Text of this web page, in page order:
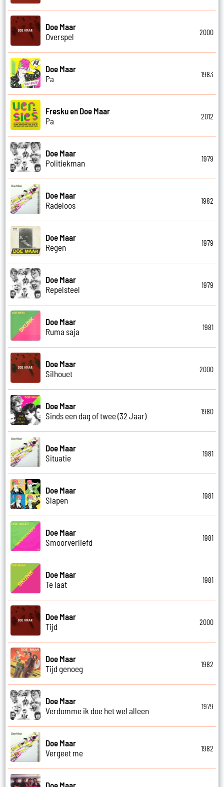
Doe Maar
Overspel
2000
Doe Maar
Pa
1983
Fresku en Doe Maar
Pa
2012
Doe Maar
Politiekman
1979
Doe Maar
Radeloos
1982
Doe Maar
Regen
1979
Doe Maar
Repelsteel
1979
Doe Maar
Ruma saja
1981
Doe Maar
Silhouet
2000
Doe Maar
Sinds een dag of twee (32 Jaar)
1980
Doe Maar
Situatie
1981
Doe Maar
Slapen
1981
Doe Maar
Smoorverliefd
1981
Doe Maar
Te laat
1981
Doe Maar
Tijd
2000
Doe Maar
Tijd genoeg
1982
Doe Maar
Verdomme ik doe het wel alleen
1979
Doe Maar
Vergeet me
1982
Doe Maar